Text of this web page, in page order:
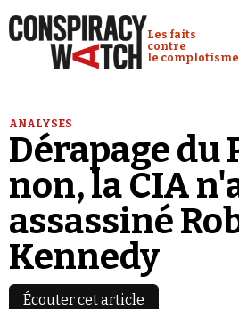
Conspiracy
Les faits
contre
le complotisme
Analyses
Conspipédia
Vidéos
Émissions
Revues de
ANALYSES
Dérapage du
non, la CIA
assassiné
Kennedy
Écouter cet article